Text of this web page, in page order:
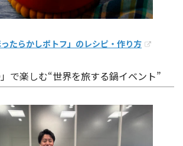
ったらかしポトフ」のレシピ・作り方
」で楽しむ“世界を旅する鍋イベント”